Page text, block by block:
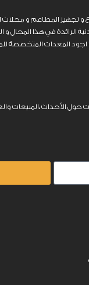
تجهيز المطاعم و محلات
الرائدة في هذا المجال
و اجود المعدات المتخصصة
حول الأحداث ،المبيعات